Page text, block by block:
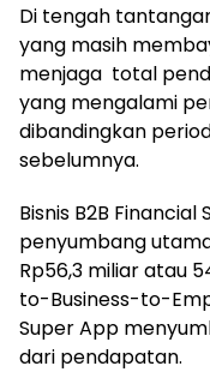
Di tengah
yang masih
menjaga total
yang mengalami
dibandingkan
sebelumnya.
Bisnis B2B
penyumbang
Rp56,3 miliar atau
to-Business-to-
Super App
dari pendapatan.